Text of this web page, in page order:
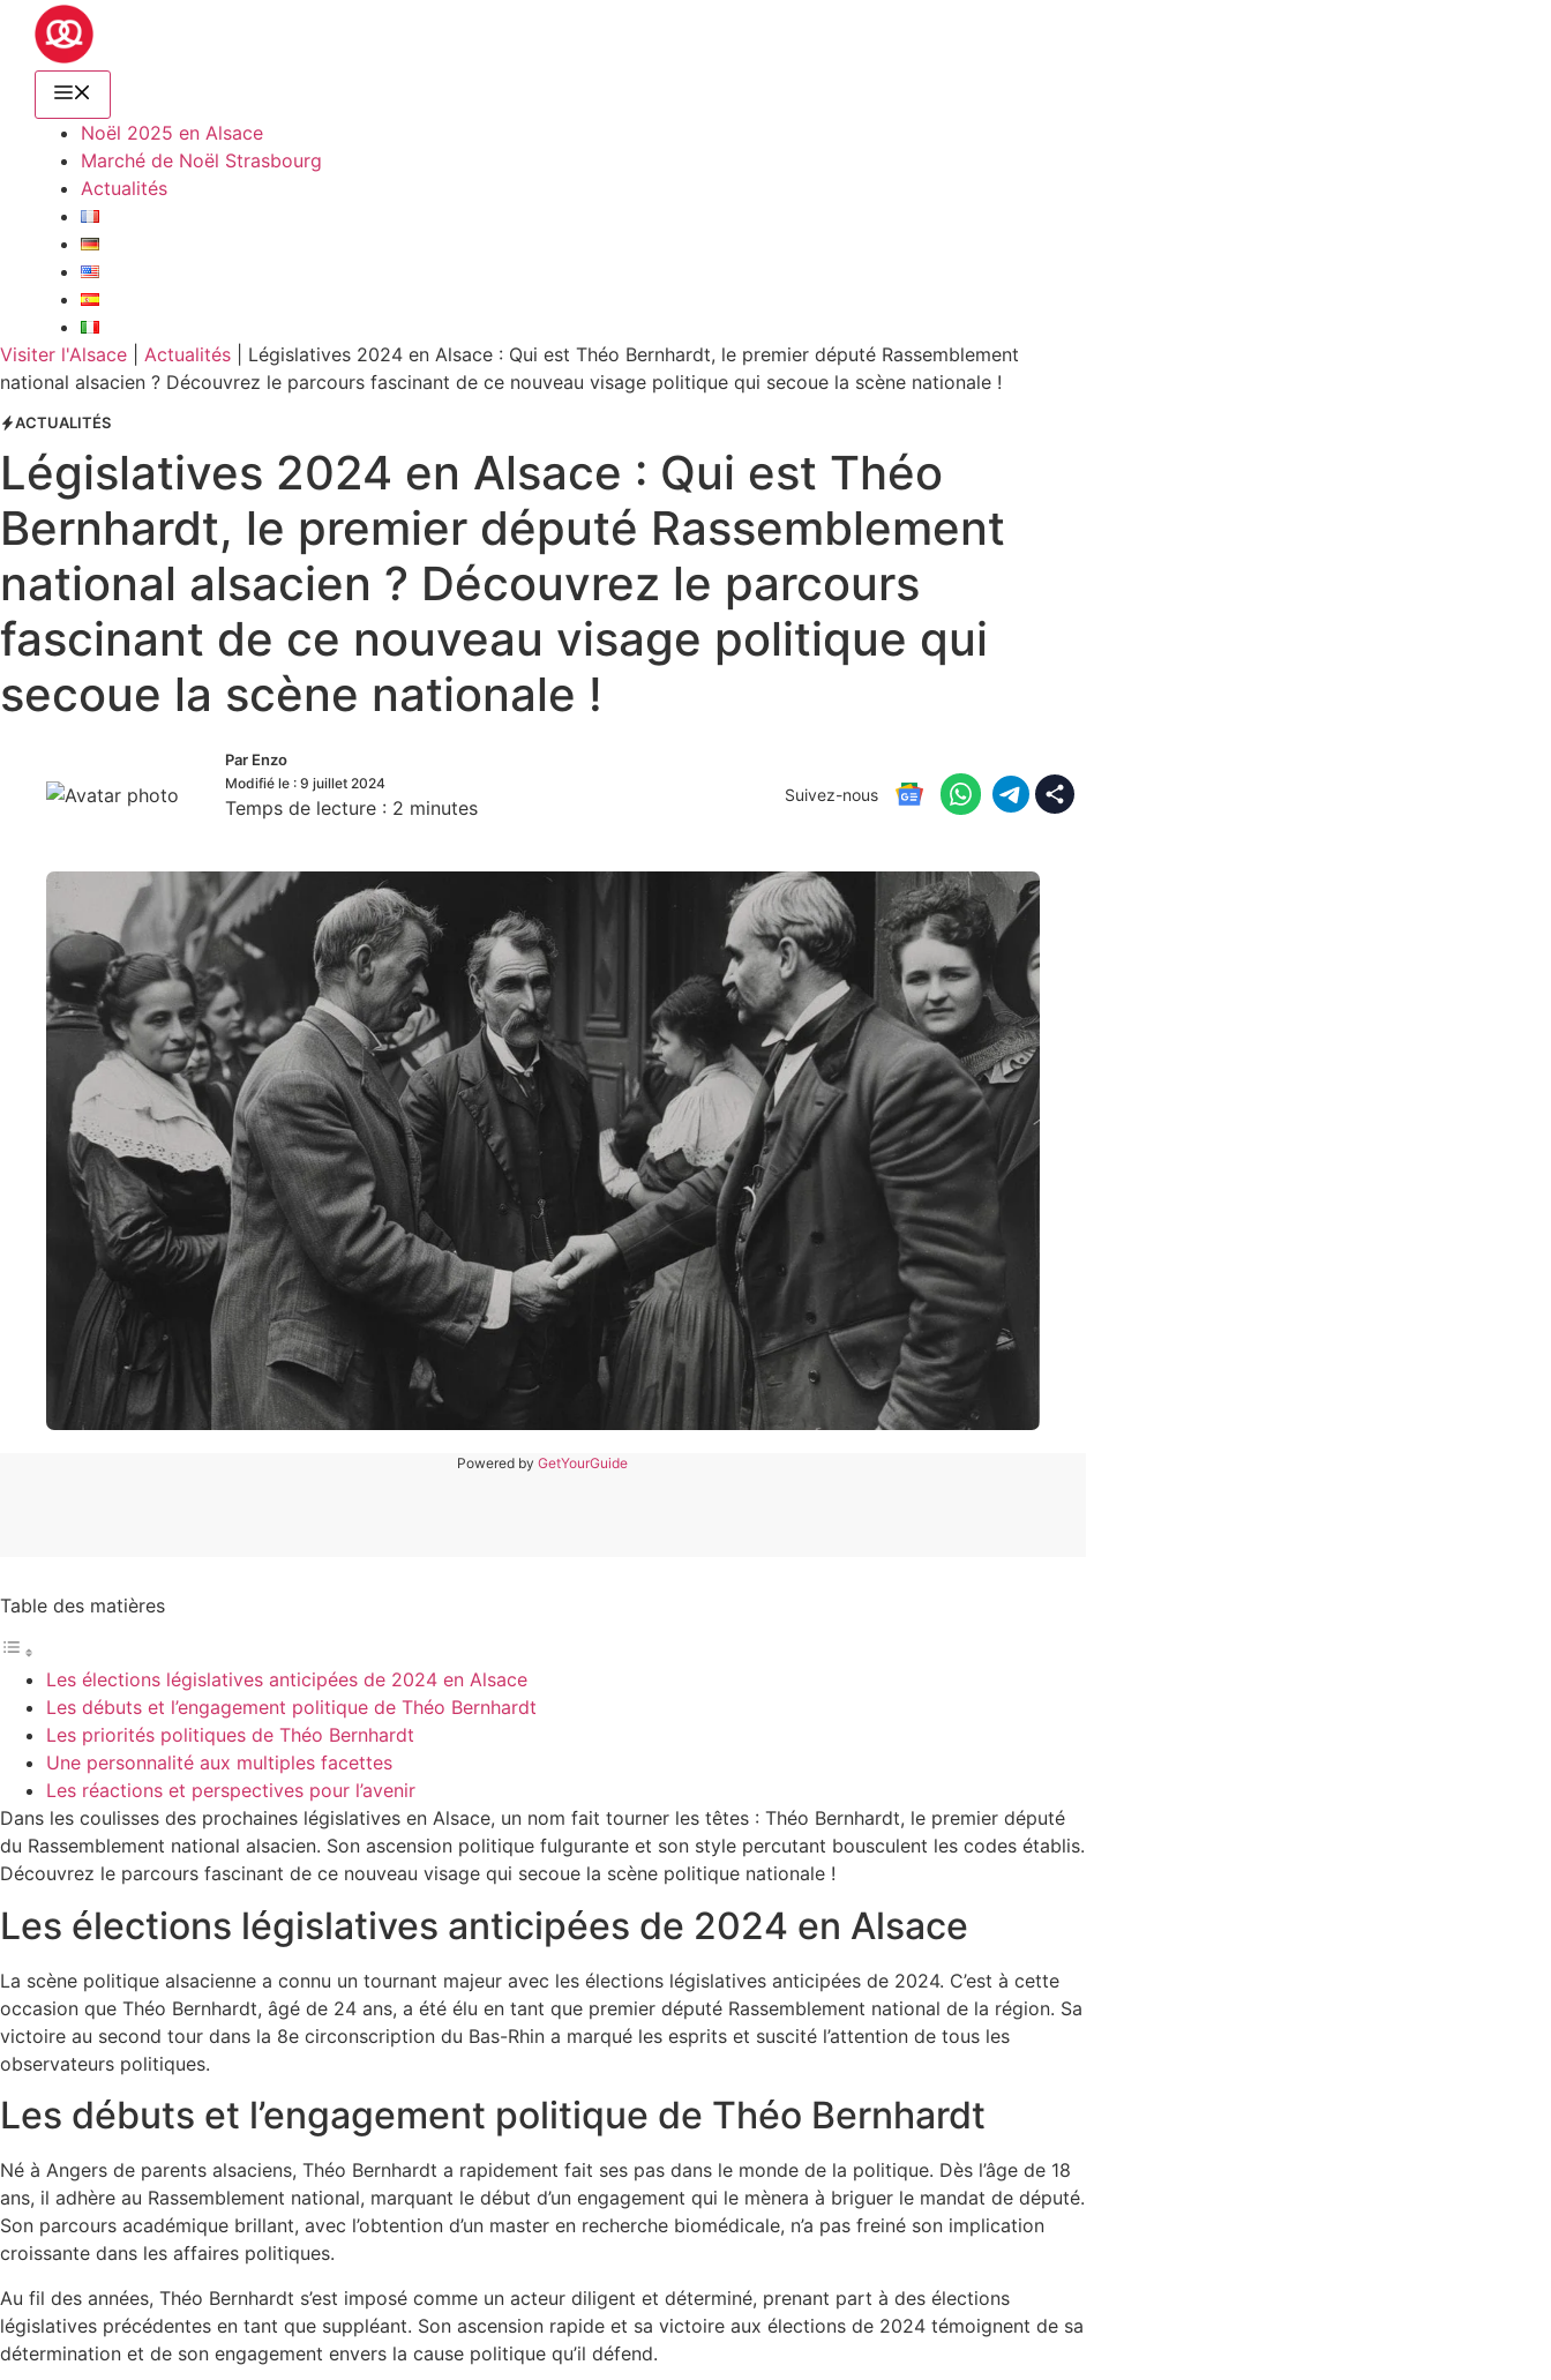
Noël 2025 en Alsace
Marché de Noël Strasbourg
Actualités
Visiter l'Alsace Actualités
Législatives 2024 en Alsace : Qui est Théo Bernhardt, le premier député Rassemblement
national alsacien ? Découvrez le parcours fascinant de ce nouveau visage politique qui secoue la scène nationale !
ACTUALITÉS
Législatives 2024 en Alsace : Qui est Théo
Bernhardt, le premier député Rassemblement
national alsacien ? Découvrez le parcours
fascinant de ce nouveau visage politique qui
secoue la scène nationale !
Par Enzo
Modifié le : 9 juillet 2024
Temps de lecture : 2 minutes
Suivez-nous
Powered byGetYourGuide
Table des matières
Les élections législatives anticipées de 2024 en Alsace
Les débuts et l’engagement politique de Théo Bernhardt
Les priorités politiques de Théo Bernhardt
Une personnalité aux multiples facettes
Les réactions et perspectives pour l’avenir
Dans les coulisses des prochaines législatives en Alsace, un nom fait tourner les têtes : Théo Bernhardt, le premier député
du Rassemblement national alsacien. Son ascension politique fulgurante et son style percutant bousculent les codes établis.
Découvrez le parcours fascinant de ce nouveau visage qui secoue la scène politique nationale !
Les élections législatives anticipées de 2024 en Alsace
La scène politique alsacienne a connu un tournant majeur avec les élections législatives anticipées de 2024. C’est à cette
occasion que Théo Bernhardt, âgé de 24 ans, a été élu en tant que premier député Rassemblement national de la région. Sa
victoire au second tour dans la 8e circonscription du Bas-Rhin a marqué les esprits et suscité l’attention de tous les
observateurs politiques.
Les débuts et l’engagement politique de Théo Bernhardt
Né à Angers de parents alsaciens, Théo Bernhardt a rapidement fait ses pas dans le monde de la politique. Dès l’âge de 18
ans, il adhère au Rassemblement national, marquant le début d’un engagement qui le mènera à briguer le mandat de député.
Son parcours académique brillant, avec l’obtention d’un master en recherche biomédicale, n’a pas freiné son implication
croissante dans les affaires politiques.
Au fil des années, Théo Bernhardt s’est imposé comme un acteur diligent et déterminé, prenant part à des élections
législatives précédentes en tant que suppléant. Son ascension rapide et sa victoire aux élections de 2024 témoignent de sa
détermination et de son engagement envers la cause politique qu’il défend.